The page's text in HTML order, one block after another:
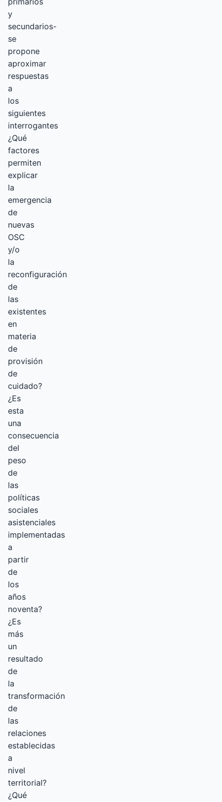
y
secundarios-
se
propone
aproximar
respuestas
a
los
siguientes
interrogantes
¿Qué
factores
permiten
explicar
la
emergencia
de
nuevas
OSC
y/o
la
reconfiguración
de
las
existentes
en
materia
de
provisión
de
cuidado?
¿Es
esta
una
consecuencia
del
peso
de
las
políticas
sociales
asistenciales
implementadas
a
partir
de
los
años
noventa?
¿Es
más
un
resultado
de
la
transformación
de
las
relaciones
establecidas
a
nivel
territorial?
¿Qué